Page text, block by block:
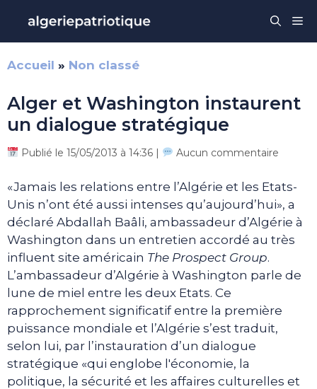
contenu
Accueil » Non classé
Alger et Washington instaurent
un dialogue stratégique
Publié le 15/05/2013 à 14:36 | Aucun commentaire
«Jamais les relations entre l’Algérie et les Etats-
Unis n’ont été aussi intenses qu’aujourd’hui», a
déclaré Abdallah Baâli, ambassadeur d’Algérie à
Washington dans un entretien accordé au très
influent site américain The Prospect Group.
L’ambassadeur d’Algérie à Washington parle de
lune de miel entre les deux Etats. Ce
rapprochement significatif entre la première
puissance mondiale et l’Algérie s’est traduit,
selon lui, par l’instauration d’un dialogue
stratégique «qui englobe l'économie, la
politique, la sécurité et les affaires culturelles et